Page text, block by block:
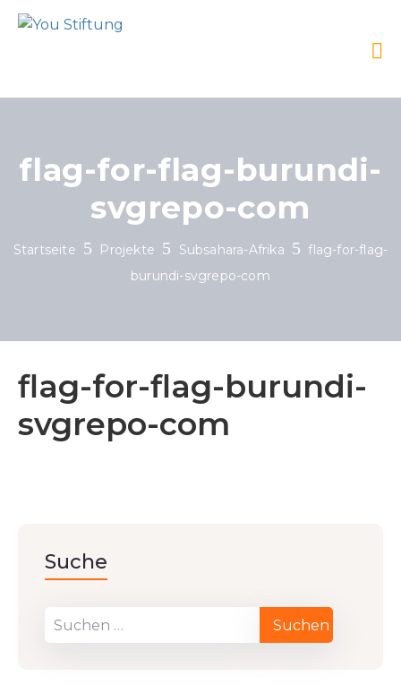
flag-for-flag-burundi-
svgrepo-com
Startseite Projekte Subsahara-Afrika
flag-for-flag-
burundi-svgrepo-com
flag-for-flag-burundi-
svgrepo-com
Suche